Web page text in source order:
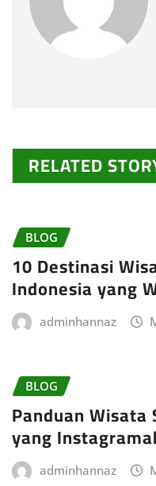
RELATED
BLOG
10 Destinasi
Indonesia yang
adminhannaz
BLOG
Panduan
yang
adminhannaz